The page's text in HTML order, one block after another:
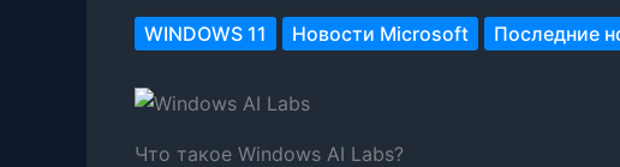
WINDOWS 11 Новости Microsoft Последние
Что такое Windows AI Labs?